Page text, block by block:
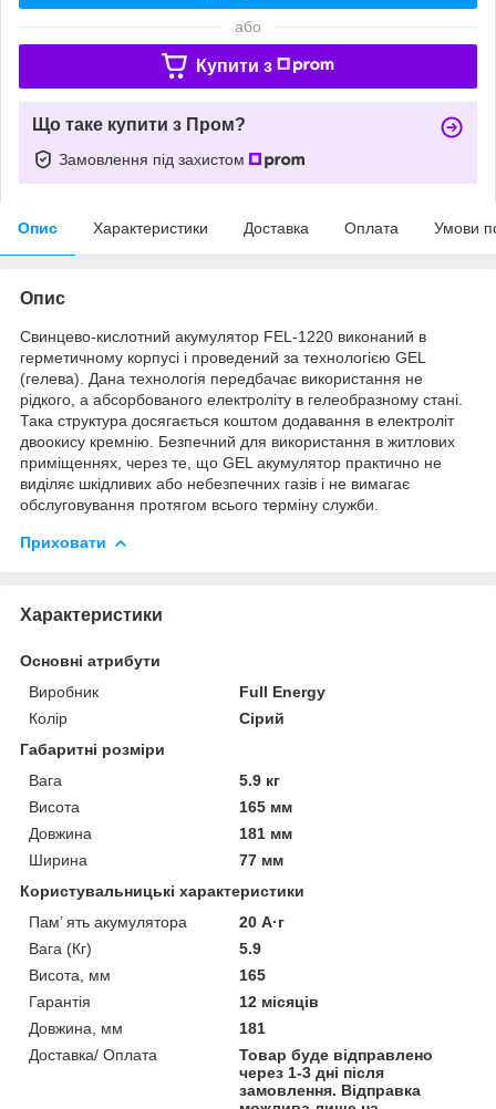
або
Купити з
Що таке купити з Пром?
Замовлення під захистом
Опис Характеристики Доставка Оплата Умови
Опис
Свинцево-кислотний акумулятор FEL-1220 виконаний в
герметичному корпусі і проведений за технологією GEL
(гелева). Дана технологія передбачає використання не
рідкого, а абсорбованого електроліту в гелеобразному стані.
Така структура досягається коштом додавання в електроліт
двоокису кремнію. Безпечний для використання в житлових
приміщеннях, через те, що GEL акумулятор практично не
виділяє шкідливих або небезпечних газів і не вимагає
обслуговування протягом всього терміну служби.
Приховати
Характеристики
Основні атрибути
Виробник
Full Energy
Колір
Сірий
Габаритні розміри
Вага
5.9 кг
Висота
165 мм
Довжина
181 мм
Ширина
77 мм
Користувальницькі характеристики
Пам’ ять акумулятора
20 А·г
Вага (Кг)
5.9
Висота, мм
165
Гарантія
12 місяців
Довжина, мм
181
Доставка/ Оплата
Товар буде відправлено
через 1-3 дні після
замовлення. Відправка